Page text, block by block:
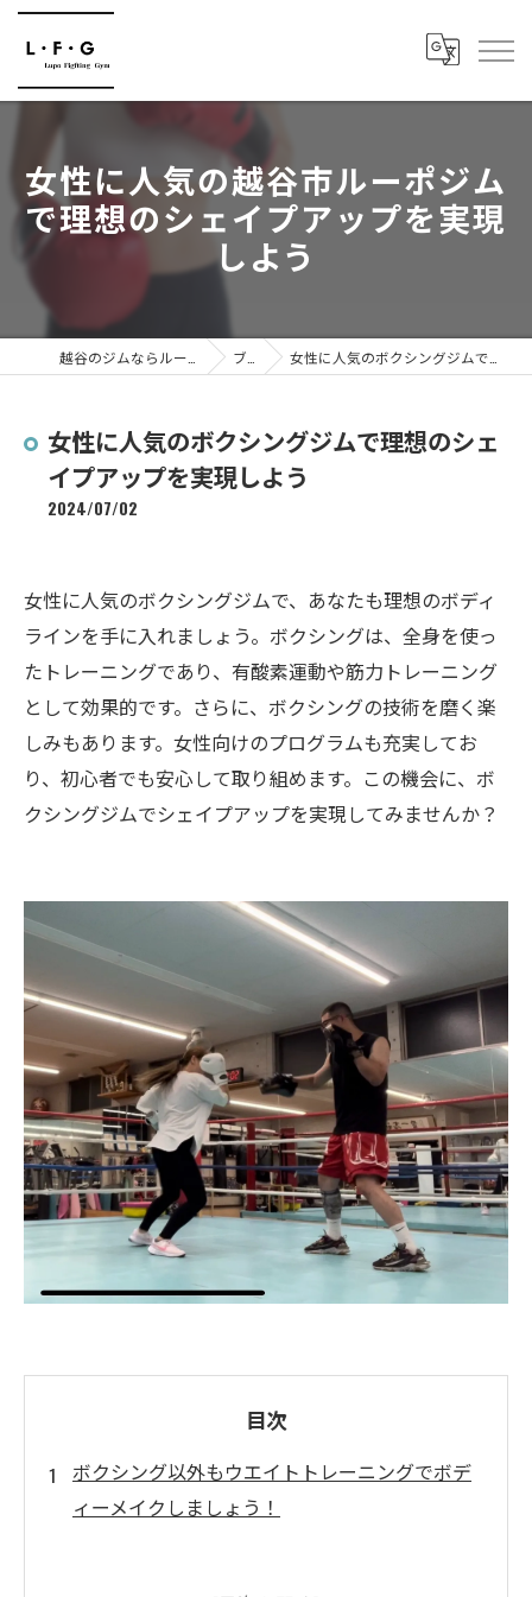
女性に人気の越谷市ルーポジム
で理想のシェイプアップを実現
しよう
ブログ 女性に人気のボクシングジムで理想のシェイプアップを実現しよう
女性に人気のボクシングジムで理想のシェ
イプアップを実現しよう
2024/07/02
女性に人気のボクシングジムで、あなたも理想のボディ
ラインを手に入れましょう。ボクシングは、全身を使っ
たトレーニングであり、有酸素運動や筋力トレーニング
として効果的です。さらに、ボクシングの技術を磨く楽
しみもあります。女性向けのプログラムも充実してお
り、初心者でも安心して取り組めます。この機会に、ボ
クシングジムでシェイプアップを実現してみませんか？
目次
ボクシング以外もウエイトトレーニングでボデ
ィーメイクしましょう！